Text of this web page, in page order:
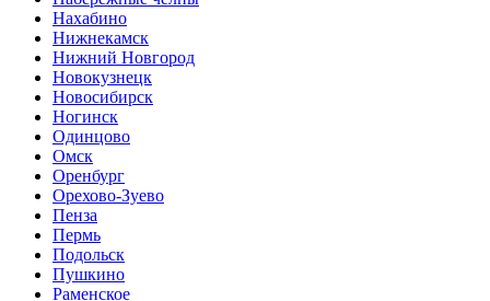
Нахабино
Нижнекамск
Нижний Новгород
Новокузнецк
Новосибирск
Ногинск
Одинцово
Омск
Оренбург
Орехово-Зуево
Пенза
Пермь
Подольск
Пушкино
Раменское